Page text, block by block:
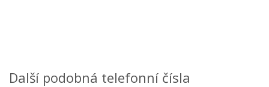
Další podobná telefonní čísla